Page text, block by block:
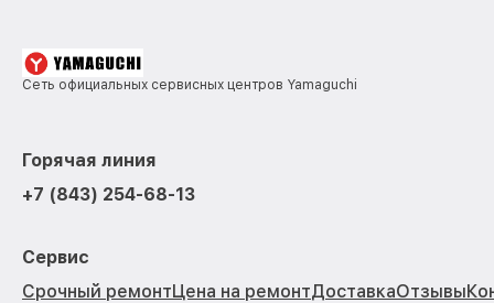
Сеть официальных сервисных центров Yamaguchi
Горячая линия
+7 (843) 254-68-13
Сервис
Срочный ремонтЦена на ремонтДоставкаОтзывы